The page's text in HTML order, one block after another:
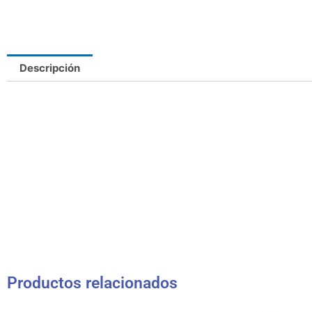
Descripción
Productos relacionados